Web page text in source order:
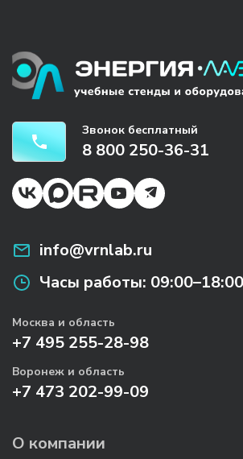
Звонок бесплатный
8 800 250-36-31
info@vrnlab.ru
Часы работы: 09:00–18:00
Москва и область
+7 495 255-28-98
Воронеж и область
+7 473 202-99-09
О компании